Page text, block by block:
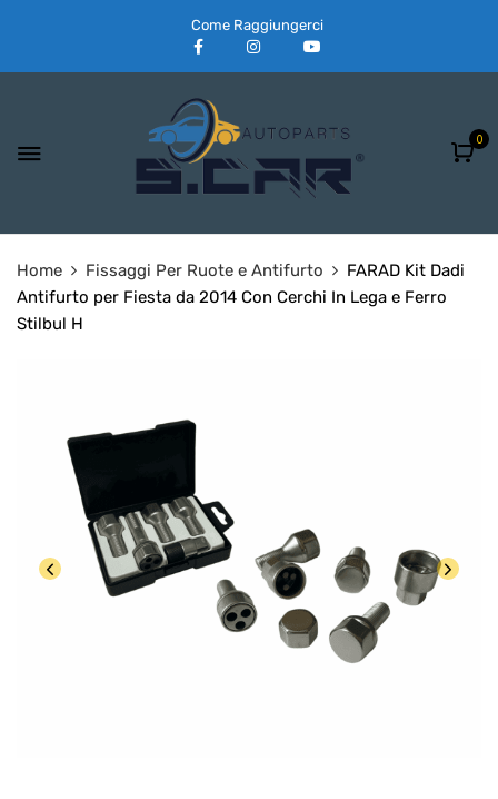
Come Raggiungerci
0
Home Fissaggi Per Ruote e Antifurto
FARAD Kit Dadi
Antifurto per Fiesta da 2014 Con Cerchi In Lega e Ferro
Stilbul H